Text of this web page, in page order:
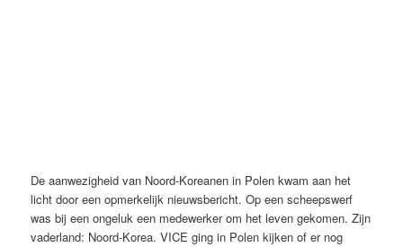
De aanwezigheid van Noord-Koreanen in Polen kwam aan het
licht door een opmerkelijk nieuwsbericht. Op een scheepswerf
was bij een ongeluk een medewerker om het leven gekomen. Zijn
vaderland: Noord-Korea. VICE ging in Polen kijken of er nog